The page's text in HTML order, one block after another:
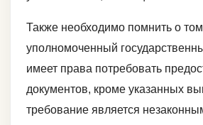
Также необходимо помнить о
уполномоченный
имеет права потребовать
документов, кроме указанных
требование является